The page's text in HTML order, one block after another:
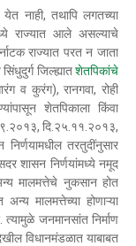
येत नाही, तथापि लगतच्या
राज्यात आले असल्याचे
राज्यात परत न जाता
जिल्ह्यातशेतपिकांचे
व कुरंग), रानगवा, रोही
शेतपिकाला किंवा
दि.२५.११.२०१३,
तरतुदींनुसार
शासन निर्णयांमध्ये नमूद
मालमत्तेचे नुकसान होत
मालमत्तेच्या होणाऱ्या
जनमानसांत निर्माण
विधानमंडळात याबाबत